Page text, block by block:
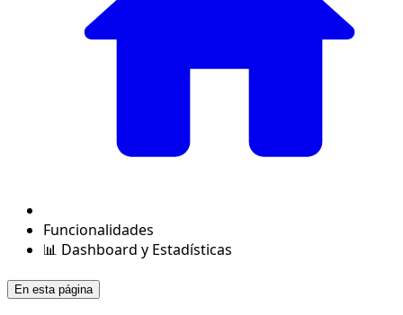
Funcionalidades
📊 Dashboard y Estadísticas
En esta página